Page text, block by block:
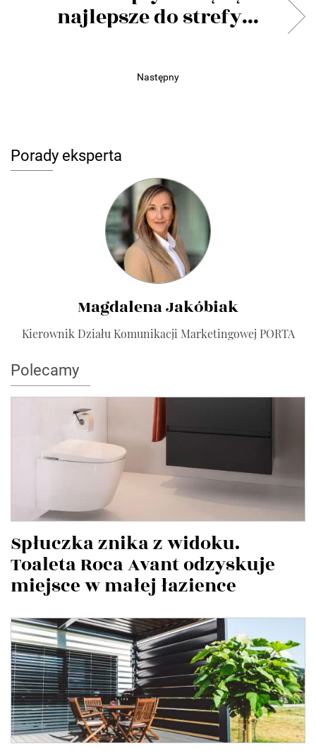
najlepsze do strefy...
Następny
Porady eksperta
Magdalena Jakóbiak
Kierownik Działu Komunikacji Marketingowej PORTA
Polecamy
Spłuczka znika z widoku.
Toaleta Roca Avant odzyskuje
miejsce w małej łazience